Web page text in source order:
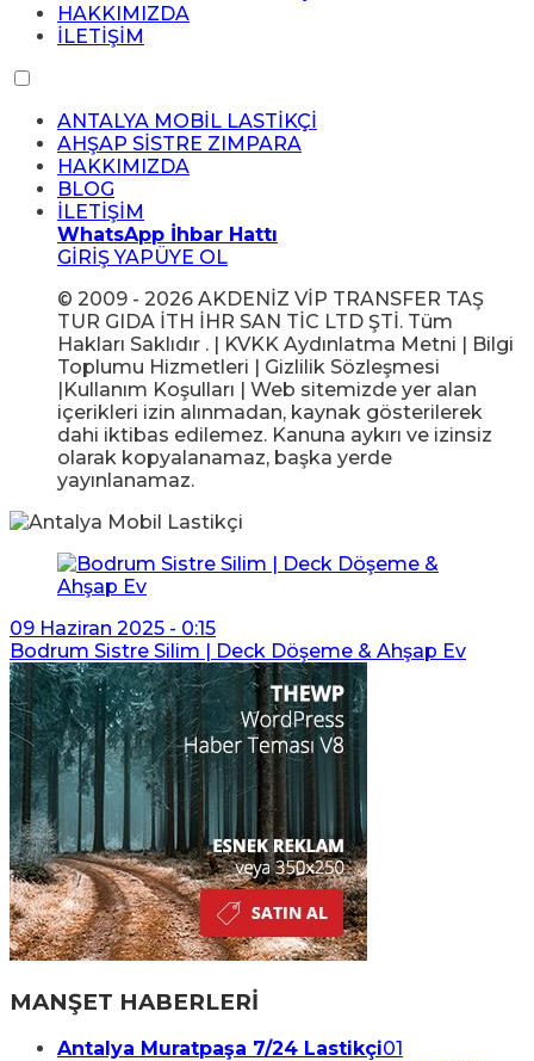
HAKKIMIZDA
İLETİŞİM
ANTALYA MOBİL LASTİKÇİ
AHŞAP SİSTRE ZIMPARA
HAKKIMIZDA
BLOG
İLETİŞİM
WhatsApp İhbar Hattı
GİRİŞ YAPÜYE OL
© 2009 - 2026 AKDENİZ VİP TRANSFER TAŞ
TUR GIDA İTH İHR SAN TİC LTD ŞTİ. Tüm
Hakları Saklıdır . | KVKK Aydınlatma Metni | Bilgi
Toplumu Hizmetleri | Gizlilik Sözleşmesi
|Kullanım Koşulları | Web sitemizde yer alan
içerikleri izin alınmadan, kaynak gösterilerek
dahi iktibas edilemez. Kanuna aykırı ve izinsiz
olarak kopyalanamaz, başka yerde
yayınlanamaz.
09 Haziran 2025 - 0:15
Bodrum Sistre Silim | Deck Döşeme & Ahşap Ev
MANŞET HABERLERİ
Antalya Muratpaşa 7/24 Lastikçi01